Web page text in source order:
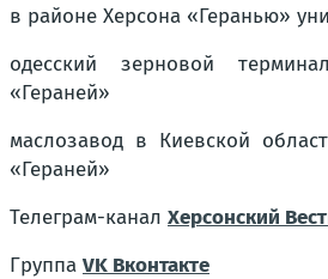
в районе Херсона «Геранью»
одесский зерновой
«Гераней»
маслозавод в Киевской
«Гераней»
Телеграм-канал Херсонский
Группа VK Вконтакте